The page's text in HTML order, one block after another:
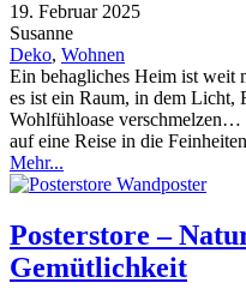
19. Februar 2025
Susanne
Deko, Wohnen
Ein behagliches Heim ist weit
es ist ein Raum, in dem Licht,
Wohlfühloase verschmelzen…
auf eine Reise in die
Mehr...
Posterstore –
Gemütlichkeit